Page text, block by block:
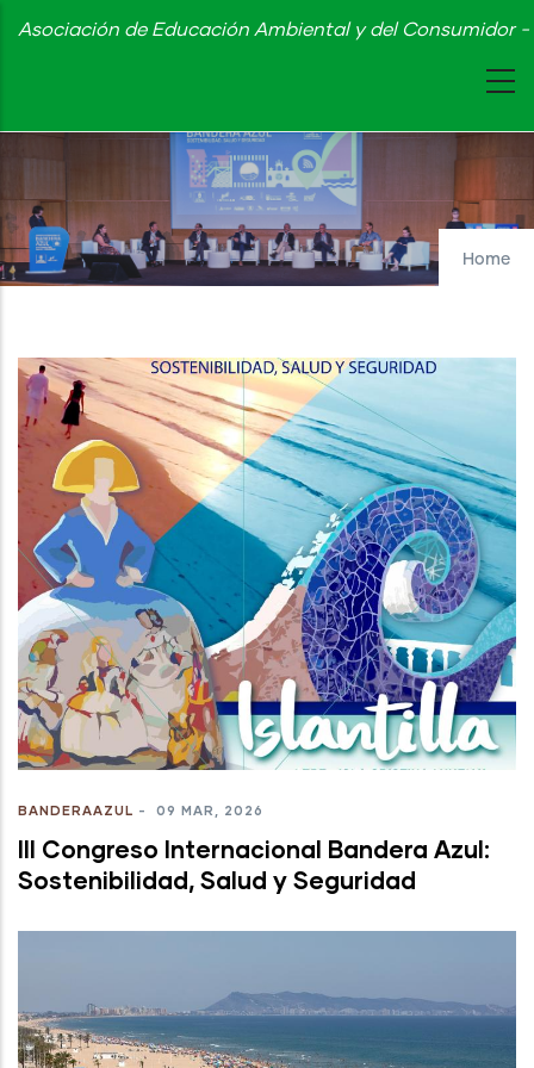
Skip
content
Asociación de Educación Ambiental y del Consumidor
Home
BANDERAAZUL - 09 MAR, 2026
III Congreso Internacional Bandera Azul:
Sostenibilidad, Salud y Seguridad